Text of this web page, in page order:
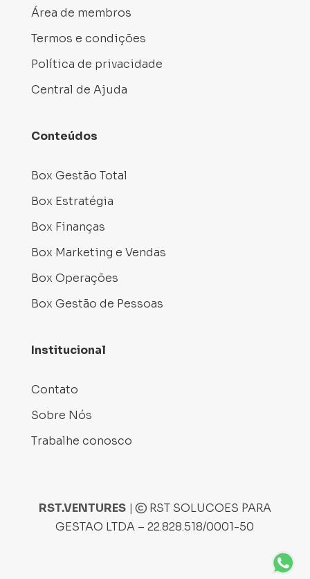
Área de membros
Termos e condições
Política de privacidade
Central de Ajuda
Conteúdos
Box Gestão Total
Box Estratégia
Box Finanças
Box Marketing e Vendas
Box Operações
Box Gestão de Pessoas
Institucional
Contato
Sobre Nós
Trabalhe conosco
RST.VENTURES|
RST SOLUCOES PARA
GESTAO LTDA – 22.828.518/0001-50